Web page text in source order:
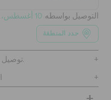
تسجيل الدخول / اشتراك
تحديد موقع المتجر
التوصيل بواسطه 10 أغسطس، الإثنين
حدد المنطقة
توصيل مجاني على جميع الطلبيات.